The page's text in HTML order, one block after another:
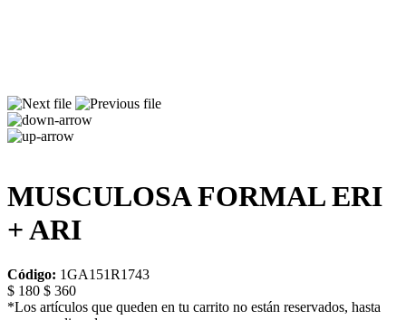
MUSCULOSA FORMAL ERI
+ ARI
Código: 1GA151R1743
$ 180 $ 360
*Los artículos que queden en tu carrito no están reservados, hasta